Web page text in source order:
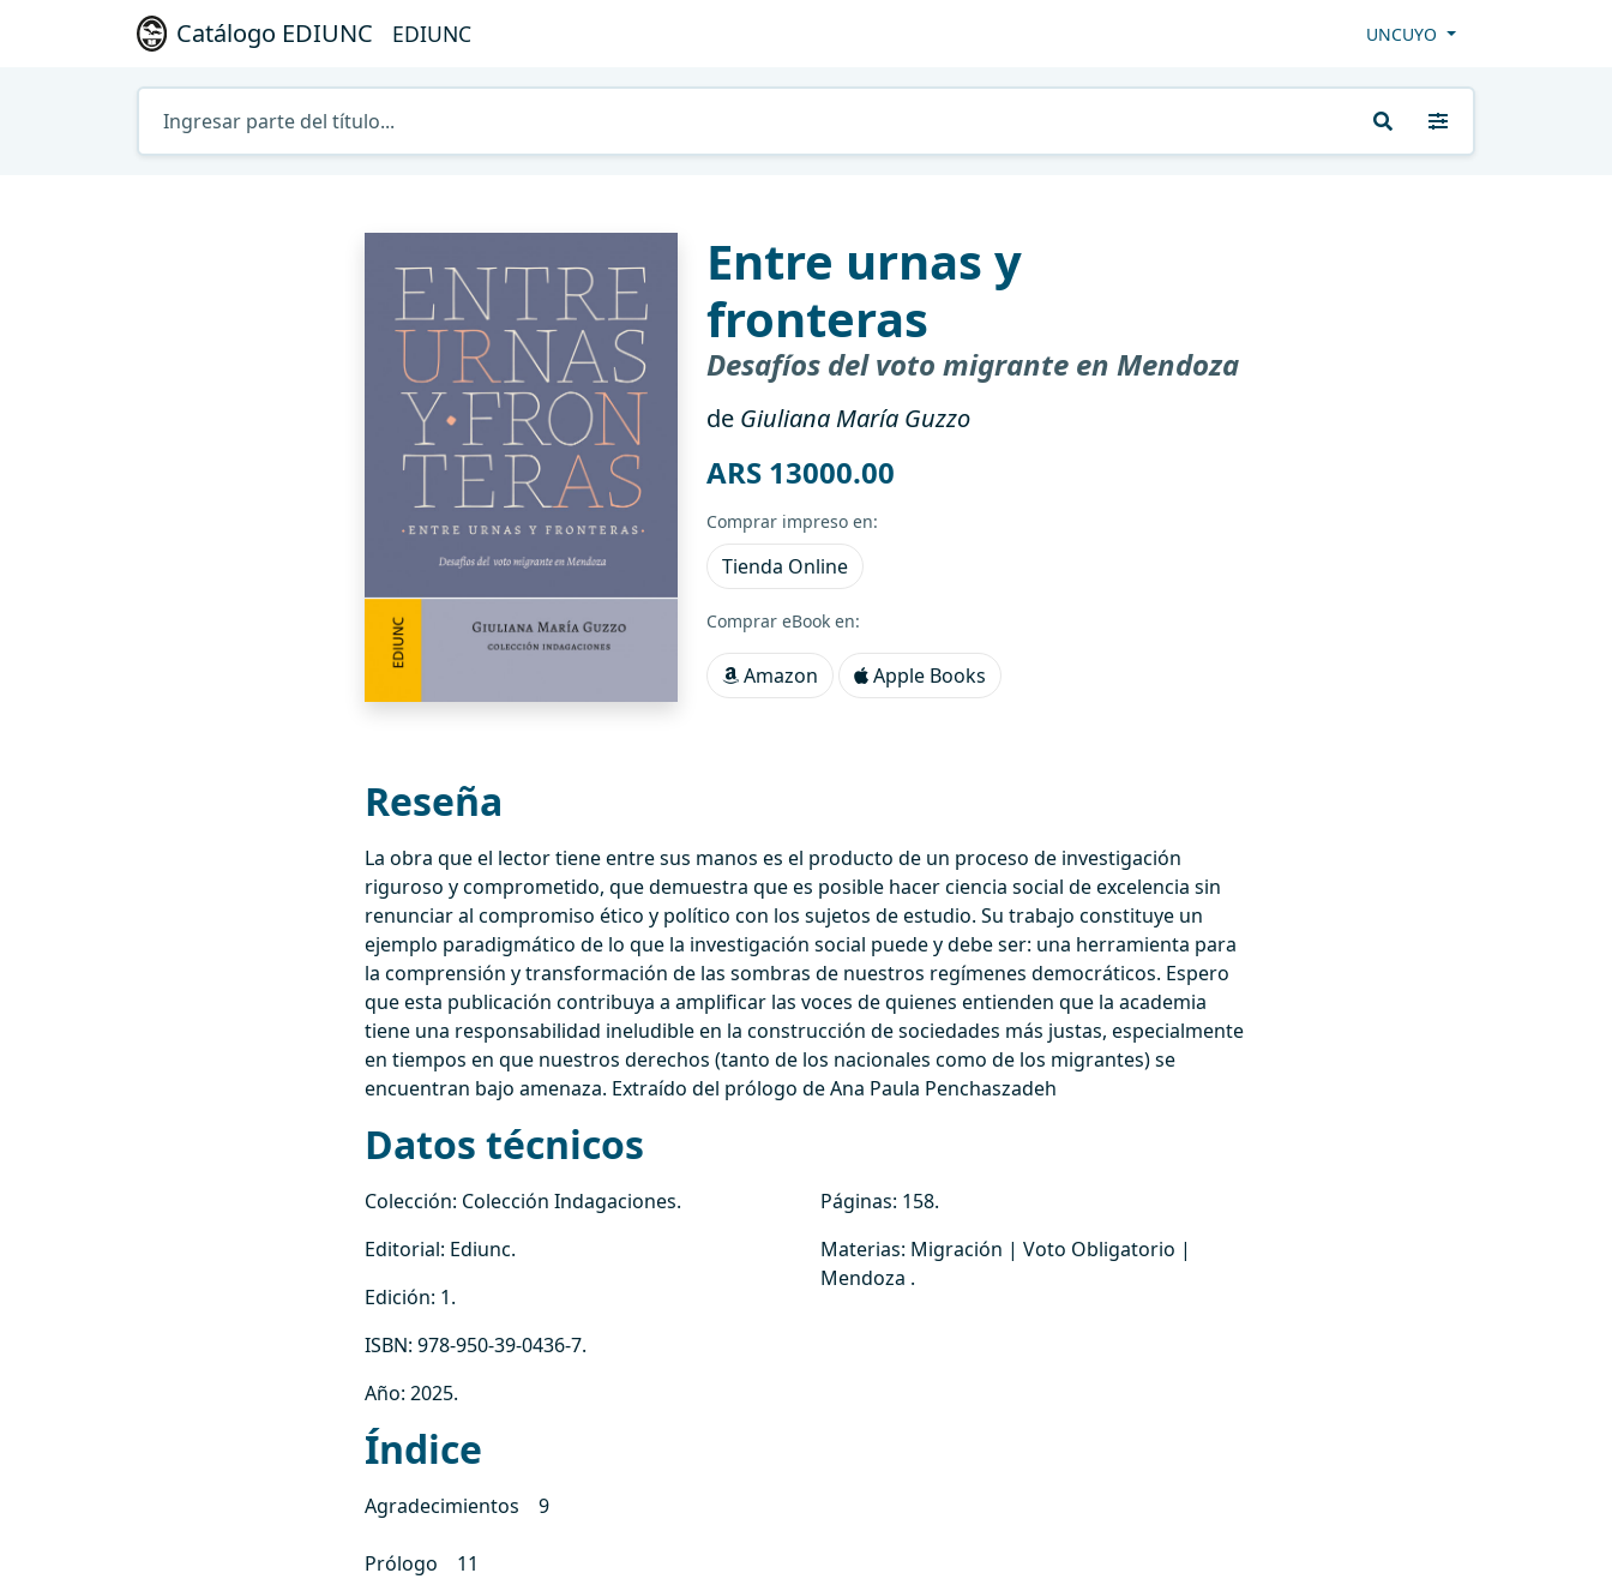
Catálogo EDIUNC EDIUNC UNCUYO
Entre urnas y
fronteras
Desafíos del voto migrante en Mendoza
de Giuliana María Guzzo
ARS 13000.00
Comprar impreso en:
Tienda Online
Comprar eBook en:
Amazon Apple Books
Reseña
La obra que el lector tiene entre sus manos es el producto de un proceso de investigación
riguroso y comprometido, que demuestra que es posible hacer ciencia social de excelencia sin
renunciar al compromiso ético y político con los sujetos de estudio. Su trabajo constituye un
ejemplo paradigmático de lo que la investigación social puede y debe ser: una herramienta para
la comprensión y transformación de las sombras de nuestros regímenes democráticos. Espero
que esta publicación contribuya a amplificar las voces de quienes entienden que la academia
tiene una responsabilidad ineludible en la construcción de sociedades más justas, especialmente
en tiempos en que nuestros derechos (tanto de los nacionales como de los migrantes) se
encuentran bajo amenaza. Extraído del prólogo de Ana Paula Penchaszadeh
Datos técnicos
Colección: Colección Indagaciones.
Editorial: Ediunc.
Edición: 1.
ISBN: 978-950-39-0436-7.
Año: 2025.
Páginas: 158.
Materias: Migración | Voto Obligatorio |
Mendoza .
Índice
Agradecimientos 9
Prólogo 11